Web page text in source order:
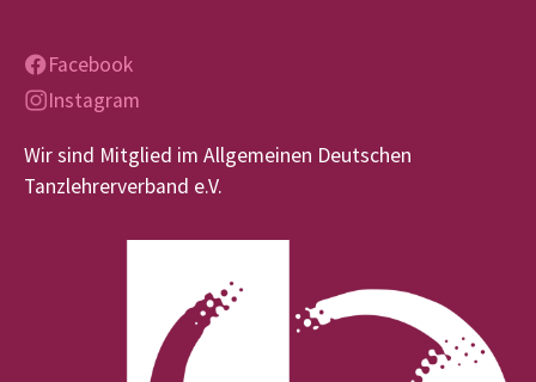
Facebook
Instagram
Wir sind Mitglied im Allgemeinen Deutschen
Tanzlehrerverband e.V.